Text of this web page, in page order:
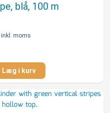
blå, 100 m
inkl. moms
Læg i kurv